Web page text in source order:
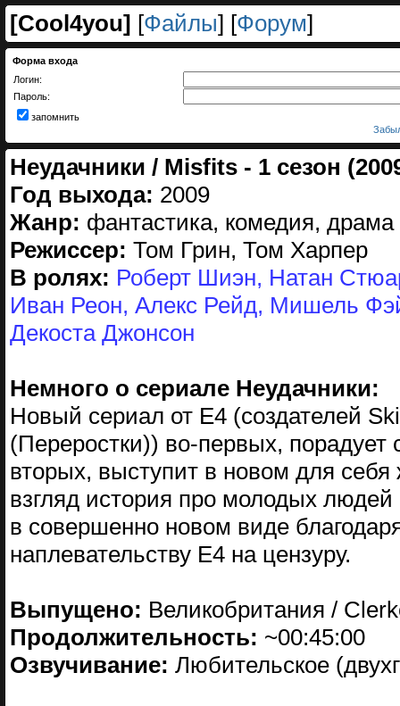
[Cool4you] [Файлы] [Форум]
Форма входа
Логин:
Пароль:
запомнить
Неудачники / Misfits - 1 сезон
Год выхода: 2009
Жанр: фантастика, комедия, драма
Режиссер: Том Грин, Том Харпер
В ролях: Роберт Шиэн, Натан
Иван Реон, Алекс Рейд, Мишель
Декоста Джонсон
Немного о сериале Неудачники:
Новый сериал от E4 (создателей
(Переростки)) во-первых,
вторых, выступит в новом для
взгляд история про молодых
в совершенно новом виде
наплевательству E4 на цензуру.
Выпущено: Великобритания /
Продолжительность: ~00:45:00
Озвучивание: Любительское